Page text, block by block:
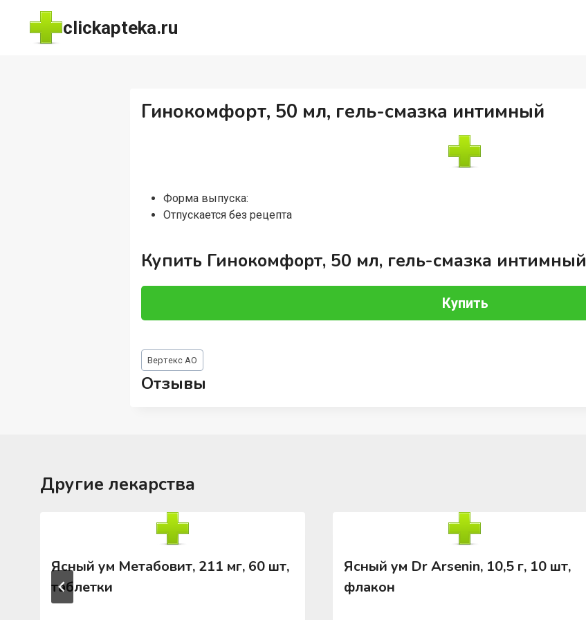
Перейти
содержимому
clickapteka.ru
Гинокомфорт, 50 мл, гель-смазка интимный
Форма выпуска:
Отпускается без рецепта
Купить Гинокомфорт, 50 мл, гель-смазка интимный
Купить
Метки
записи:
Вертекс АО
Отзывы
Другие лекарства
Ясный ум Метабовит, 211 мг, 60 шт,
таблетки
Ясный ум Dr Arsenin, 10,5 г, 10 шт,
флакон